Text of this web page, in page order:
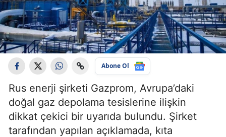
Abone Ol
Rus enerji şirketi Gazprom, Avrupa’daki
doğal gaz depolama tesislerine ilişkin
dikkat çekici bir uyarıda bulundu. Şirket
tarafından yapılan açıklamada, kıta